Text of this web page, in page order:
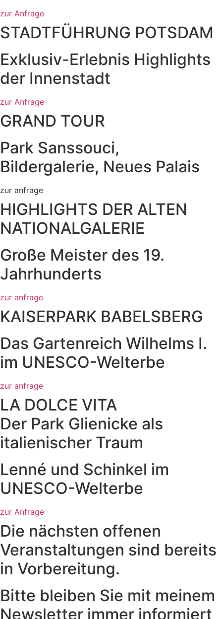
zur Anfrage
STADTFÜHRUNG POTSDAM
Exklusiv-Erlebnis Highlights
der Innenstadt
zur Anfrage
GRAND TOUR
Park Sanssouci,
Bildergalerie, Neues Palais
zur anfrage
HIGHLIGHTS DER ALTEN
NATIONALGALERIE
Große Meister des 19.
Jahrhunderts
zur anfrage
KAISERPARK BABELSBERG
Das Gartenreich Wilhelms I.
im UNESCO-Welterbe
zur anfrage
LA DOLCE VITA
Der Park Glienicke als
italienischer Traum
Lenné und Schinkel im
UNESCO-Welterbe
zur Anfrage
Die nächsten offenen
Veranstaltungen sind bereits
in Vorbereitung.
Bitte bleiben Sie mit meinem
Newsletter immer informiert